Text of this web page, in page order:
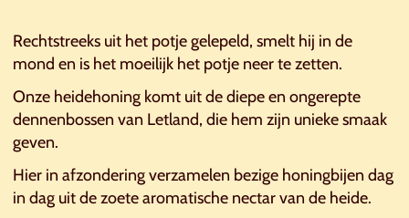
Rechtstreeks uit het potje gelepeld, smelt hij in de
mond en is het moeilijk het potje neer te zetten.
Onze heidehoning komt uit de diepe en ongerepte
dennenbossen van Letland, die hem zijn unieke smaak
geven.
Hier in afzondering verzamelen bezige honingbijen dag
in dag uit de zoete aromatische nectar van de heide.